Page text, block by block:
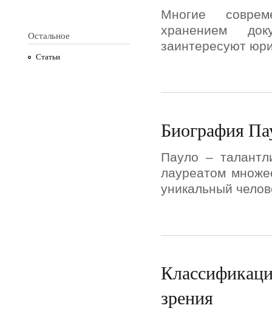
Остальное
Статьи
Многие
хранением
заинтересуют
Биография
Пауло –
лауреатом
уникальный
зрения